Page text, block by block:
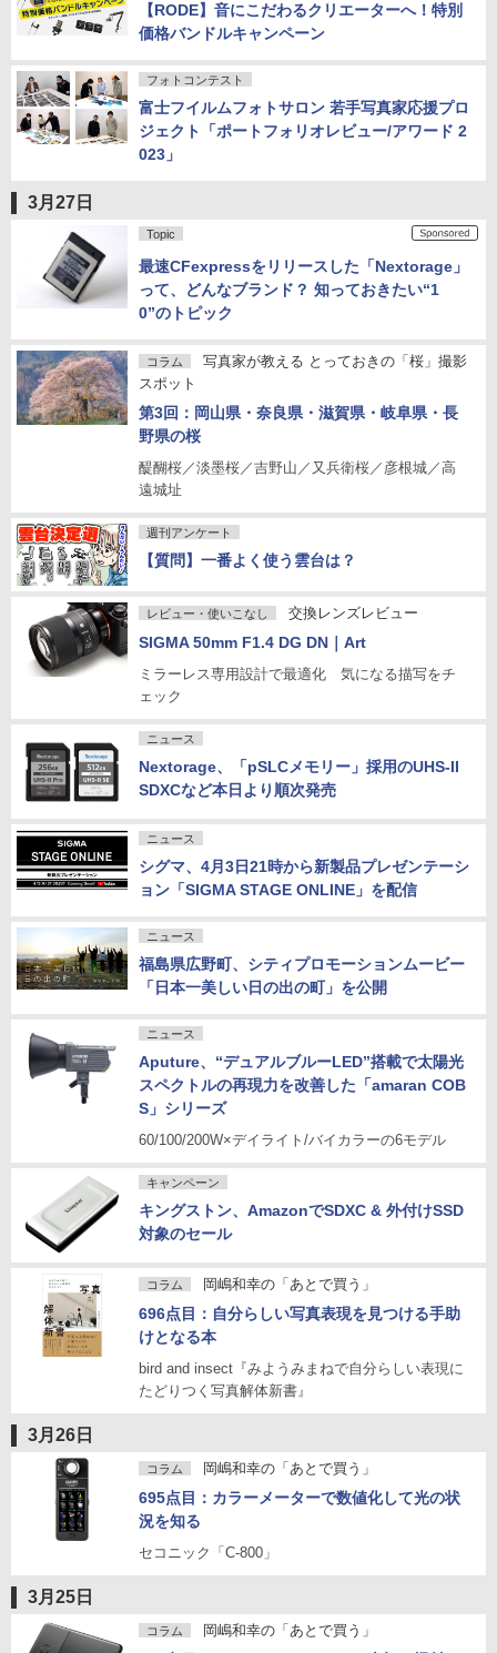
【RODE】音にこだわるクリエーターへ！特別
価格バンドルキャンペーン
フォトコンテスト
富士フイルムフォトサロン 若手写真家応援プロ
ジェクト「ポートフォリオレビュー/アワード 2
023」
3月27日
Topic
最速CFexpressをリリースした「Nextorage」
って、どんなブランド？ 知っておきたい“1
0”のトピック
コラム
写真家が教える とっておきの「桜」撮影
スポット
第3回：岡山県・奈良県・滋賀県・岐阜県・長
野県の桜
醍醐桜／淡墨桜／吉野山／又兵衛桜／彦根城／高
遠城址
週刊アンケート
【質問】一番よく使う雲台は？
レビュー・使いこなし 交換レンズレビュー
SIGMA 50mm F1.4 DG DN｜Art
ミラーレス専用設計で最適化 気になる描写をチ
ェック
ニュース
Nextorage、「pSLCメモリー」採用のUHS-II
SDXCなど本日より順次発売
ニュース
シグマ、4月3日21時から新製品プレゼンテーシ
ョン「SIGMA STAGE ONLINE」を配信
ニュース
福島県広野町、シティプロモーションムービー
「日本一美しい日の出の町」を公開
ニュース
Aputure、“デュアルブルーLED”搭載で太陽光
スペクトルの再現力を改善した「amaran COB
S」シリーズ
60/100/200W×デイライト/バイカラーの6モデル
キャンペーン
キングストン、AmazonでSDXC & 外付けSSD
対象のセール
コラム 岡嶋和幸の「あとで買う」
696点目：自分らしい写真表現を見つける手助
けとなる本
bird and insect『みようみまねで自分らしい表現に
たどりつく写真解体新書』
3月26日
コラム 岡嶋和幸の「あとで買う」
695点目：カラーメーターで数値化して光の状
況を知る
セコニック「C-800」
3月25日
コラム 岡嶋和幸の「あとで買う」